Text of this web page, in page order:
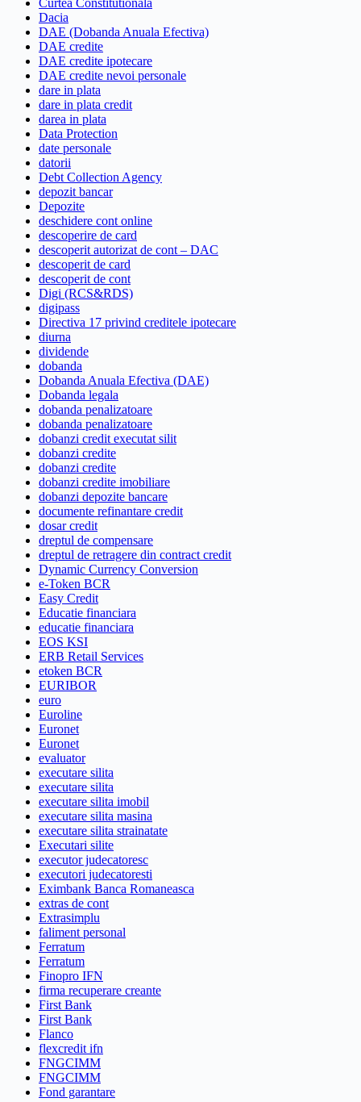
Curtea Constitutionala
Dacia
DAE (Dobanda Anuala Efectiva)
DAE credite
DAE credite ipotecare
DAE credite nevoi personale
dare in plata
dare in plata credit
darea in plata
Data Protection
date personale
datorii
Debt Collection Agency
depozit bancar
Depozite
deschidere cont online
descoperire de card
descoperit autorizat de cont – DAC
descoperit de card
descoperit de cont
Digi (RCS&RDS)
digipass
Directiva 17 privind creditele ipotecare
diurna
dividende
dobanda
Dobanda Anuala Efectiva (DAE)
Dobanda legala
dobanda penalizatoare
dobanda penalizatoare
dobanzi credit executat silit
dobanzi credite
dobanzi credite
dobanzi credite imobiliare
dobanzi depozite bancare
documente refinantare credit
dosar credit
dreptul de compensare
dreptul de retragere din contract credit
Dynamic Currency Conversion
e-Token BCR
Easy Credit
Educatie financiara
educatie financiara
EOS KSI
ERB Retail Services
etoken BCR
EURIBOR
euro
Euroline
Euronet
Euronet
evaluator
executare silita
executare silita
executare silita imobil
executare silita masina
executare silita strainatate
Executari silite
executor judecatoresc
executori judecatoresti
Eximbank Banca Romaneasca
extras de cont
Extrasimplu
faliment personal
Ferratum
Ferratum
Finopro IFN
firma recuperare creante
First Bank
First Bank
Flanco
flexcredit ifn
FNGCIMM
FNGCIMM
Fond garantare